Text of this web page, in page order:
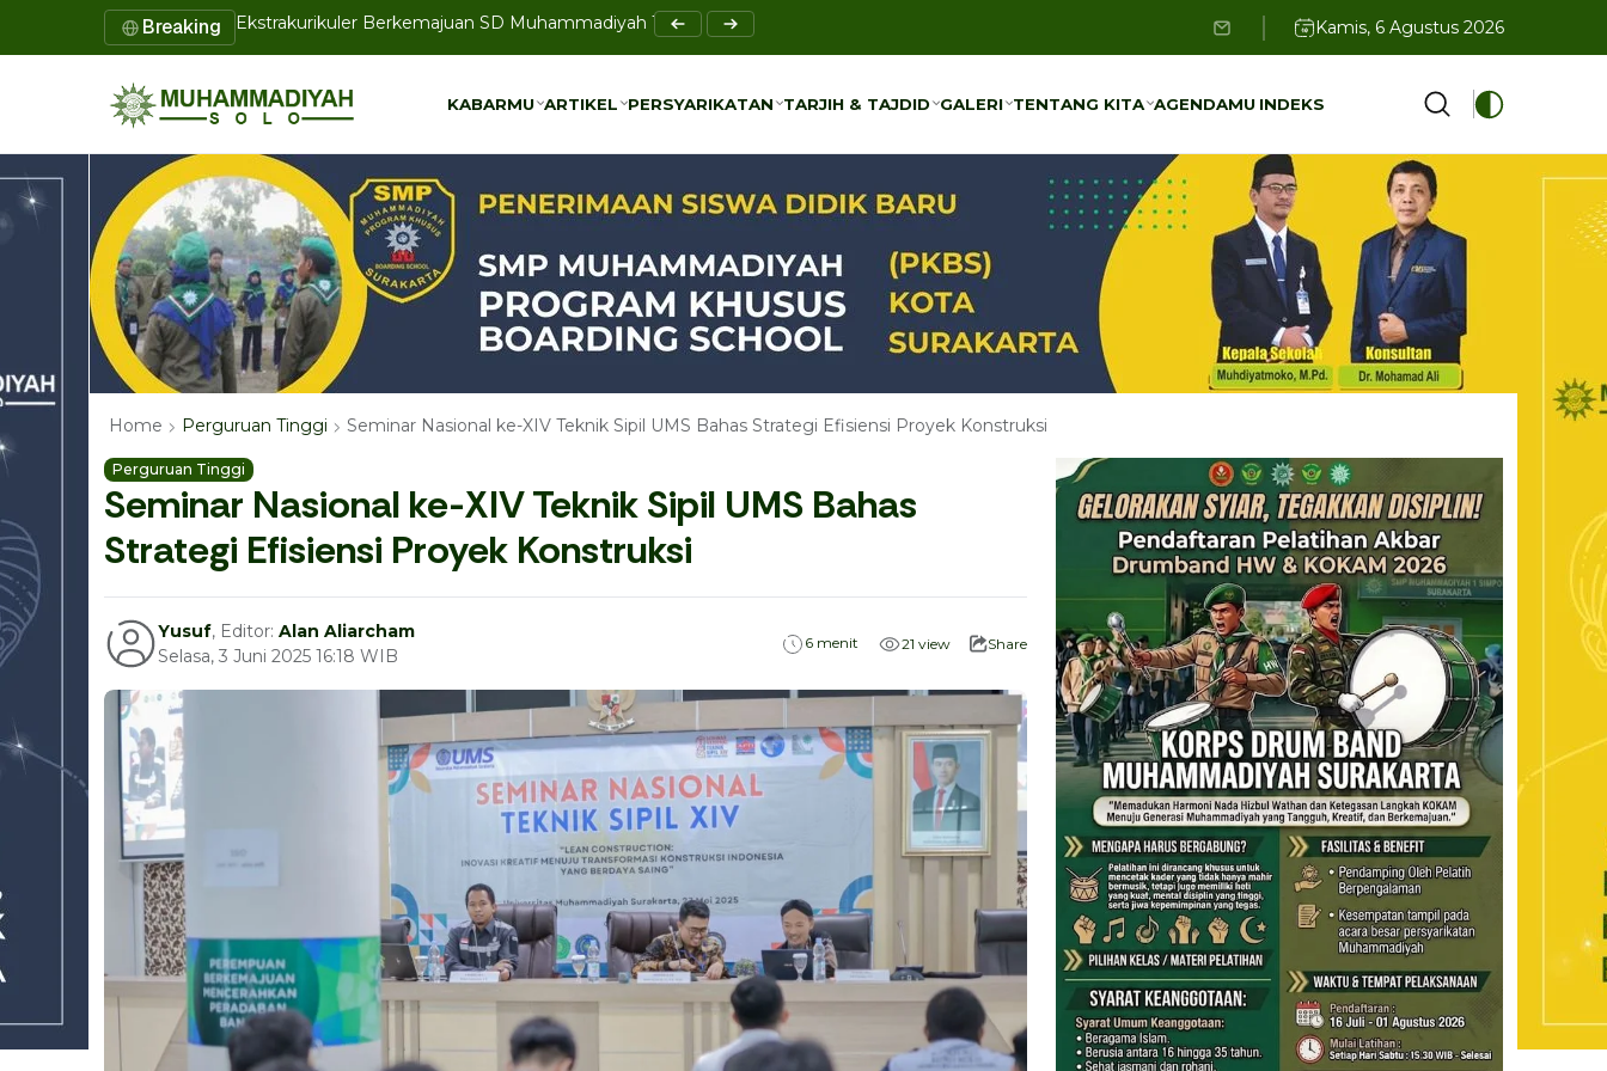
Breaking
Pustakawan UMS Presentasikan Inovasi IMAM di University Malaya Malaysia
Kamis, 6 Agustus 2026
KABARMU ARTIKEL PERSYARIKATAN TARJIH & TAJDID GALERI TENTANG KITA AGENDAMU INDEKS
Home Perguruan Tinggi Seminar Nasional ke-XIV Teknik Sipil UMS Bahas Strategi Efisiensi Proyek Konstruksi
Perguruan Tinggi
Seminar Nasional ke-XIV Teknik Sipil UMS Bahas
Strategi Efisiensi Proyek Konstruksi
Yusuf, Editor: Alan Aliarcham
Selasa, 3 Juni 2025 16:18 WIB
6 menit 21 view Share